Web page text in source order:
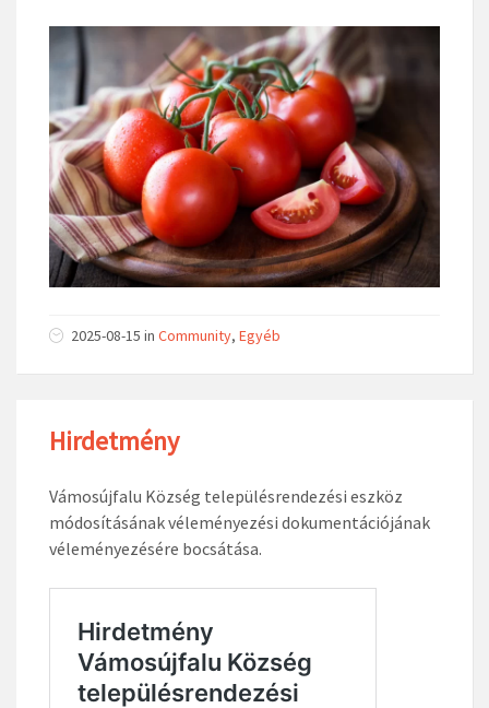
2025-08-15 in Community, Egyéb
Hirdetmény
Vámosújfalu Község településrendezési eszköz
módosításának véleményezési dokumentációjának
véleményezésére bocsátása.